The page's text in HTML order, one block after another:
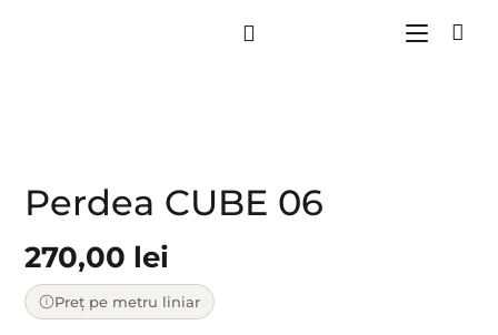
Perdea CUBE 06
270,00 lei
Preț pe metru liniar